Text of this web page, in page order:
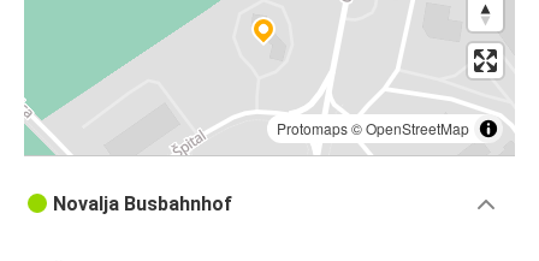
Protomaps©OpenStreetMap
Novalja Busbahnhof